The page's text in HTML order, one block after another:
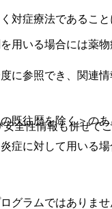
症療法であること
いる場合には薬物
往歴を除く＞の
に対して用いる
に参照でき、関連情
全性情報も併せて
グラムではありませ